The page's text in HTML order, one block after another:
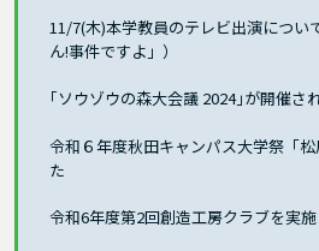
11/7(木)本学教員のテレビ出演につい
ん!事件ですよ」）
｢ソウゾウの森大会議 2024｣が開催さ
令和６年度秋田キャンパス大学祭「
た
令和6年度第2回創造工房クラブを実